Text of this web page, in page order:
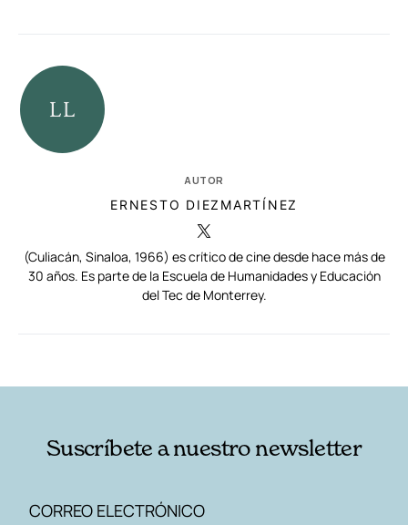
AUTOR
ERNESTO DIEZMARTÍNEZ
(Culiacán, Sinaloa, 1966) es crítico de cine desde hace más de
30 años. Es parte de la Escuela de Humanidades y Educación
del Tec de Monterrey.
Suscríbete a nuestro newsletter